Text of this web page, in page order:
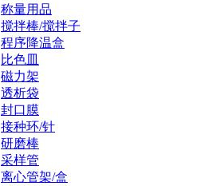
称量用品
搅拌棒/搅拌子
程序降温盒
比色皿
磁力架
透析袋
封口膜
接种环/针
研磨棒
采样管
离心管架/盒